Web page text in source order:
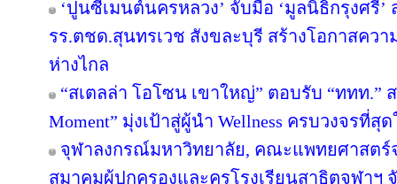
‘ปูนซีเมนต์นครหลวง’ จับมือ ‘มูลนิธิกรุงศรี’
รร.ตชด.สุนทรเวช สังขละบุรี สร้างโอกาสคว
ห่างไกล
“สเตลล่า โอโซน เขาใหญ่” ตอบรับ “ททท.” ส
Moment” มุ่งเป้าสู่ผู้นำ Wellness ครบวงจรที่
จุฬาลงกรณ์มหาวิทยาลัย, คณะแพทยศาสตร์
สมาคมผู้ปกครองและครูโรงเรียนสาธิตจุฬาฯ